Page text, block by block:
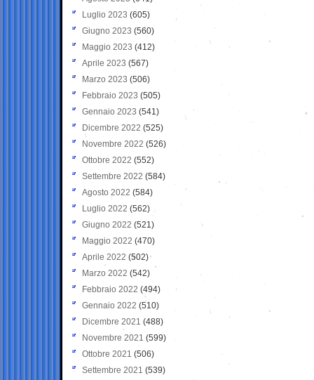
Luglio 2023 (605)
Giugno 2023 (560)
Maggio 2023 (412)
Aprile 2023 (567)
Marzo 2023 (506)
Febbraio 2023 (505)
Gennaio 2023 (541)
Dicembre 2022 (525)
Novembre 2022 (526)
Ottobre 2022 (552)
Settembre 2022 (584)
Agosto 2022 (584)
Luglio 2022 (562)
Giugno 2022 (521)
Maggio 2022 (470)
Aprile 2022 (502)
Marzo 2022 (542)
Febbraio 2022 (494)
Gennaio 2022 (510)
Dicembre 2021 (488)
Novembre 2021 (599)
Ottobre 2021 (506)
Settembre 2021 (539)